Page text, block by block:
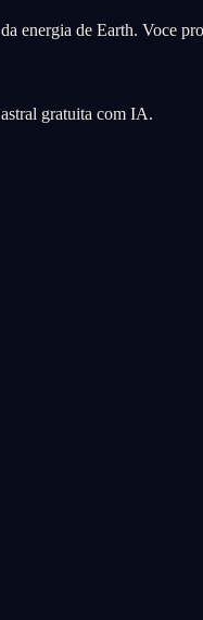
energia de Earth. Voce
gratuita com IA.